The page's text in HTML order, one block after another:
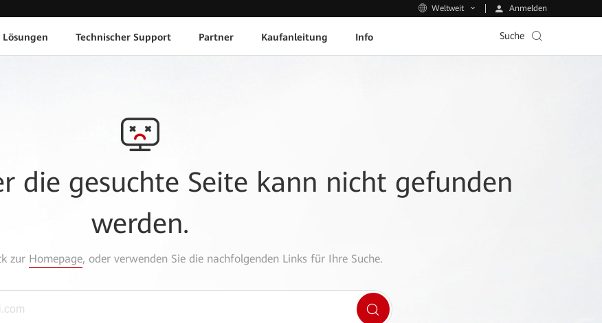
Weltweit Anmelden
Technischer Support Partner Kaufanleitung Info Suche
die gesuchte Seite kann nicht gefunden
werden.
zur Homepage, oder verwenden Sie die nachfolgenden Links für Ihre Suche.